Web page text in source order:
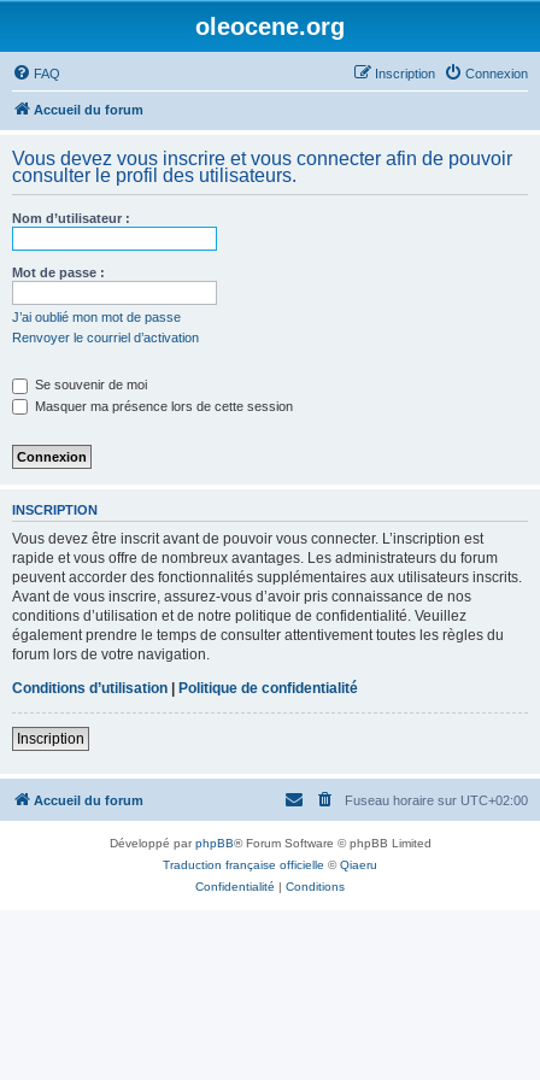
oleocene.org
FAQ Connexion
Inscription
Accueil du forum
Vous devez vous inscrire et vous connecter afin de pouvoir
consulter le profil des utilisateurs.
Nom d’utilisateur :
Mot de passe :
J’ai oublié mon mot de passe
Renvoyer le courriel d’activation
Se souvenir de moi
Masquer ma présence lors de cette session
INSCRIPTION
Vous devez être inscrit avant de pouvoir vous connecter. L’inscription est
rapide et vous offre de nombreux avantages. Les administrateurs du forum
peuvent accorder des fonctionnalités supplémentaires aux utilisateurs inscrits.
Avant de vous inscrire, assurez-vous d’avoir pris connaissance de nos
conditions d’utilisation et de notre politique de confidentialité. Veuillez
également prendre le temps de consulter attentivement toutes les règles du
forum lors de votre navigation.
Conditions d’utilisation | Politique de confidentialité
Inscription
Accueil du forum Fuseau horaire sur UTC+02:00
Développé parphpBB® Forum Software © phpBB Limited
Traduction française officielle ©Qiaeru
Confidentialité | Conditions